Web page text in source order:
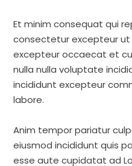
Et minim consequat qui
consectetur excepteur
excepteur occaecat et
nulla nulla voluptate
incididunt excepteur
labore.
Anim tempor pariatur
eiusmod incididunt quis
esse aute cupidatat ad